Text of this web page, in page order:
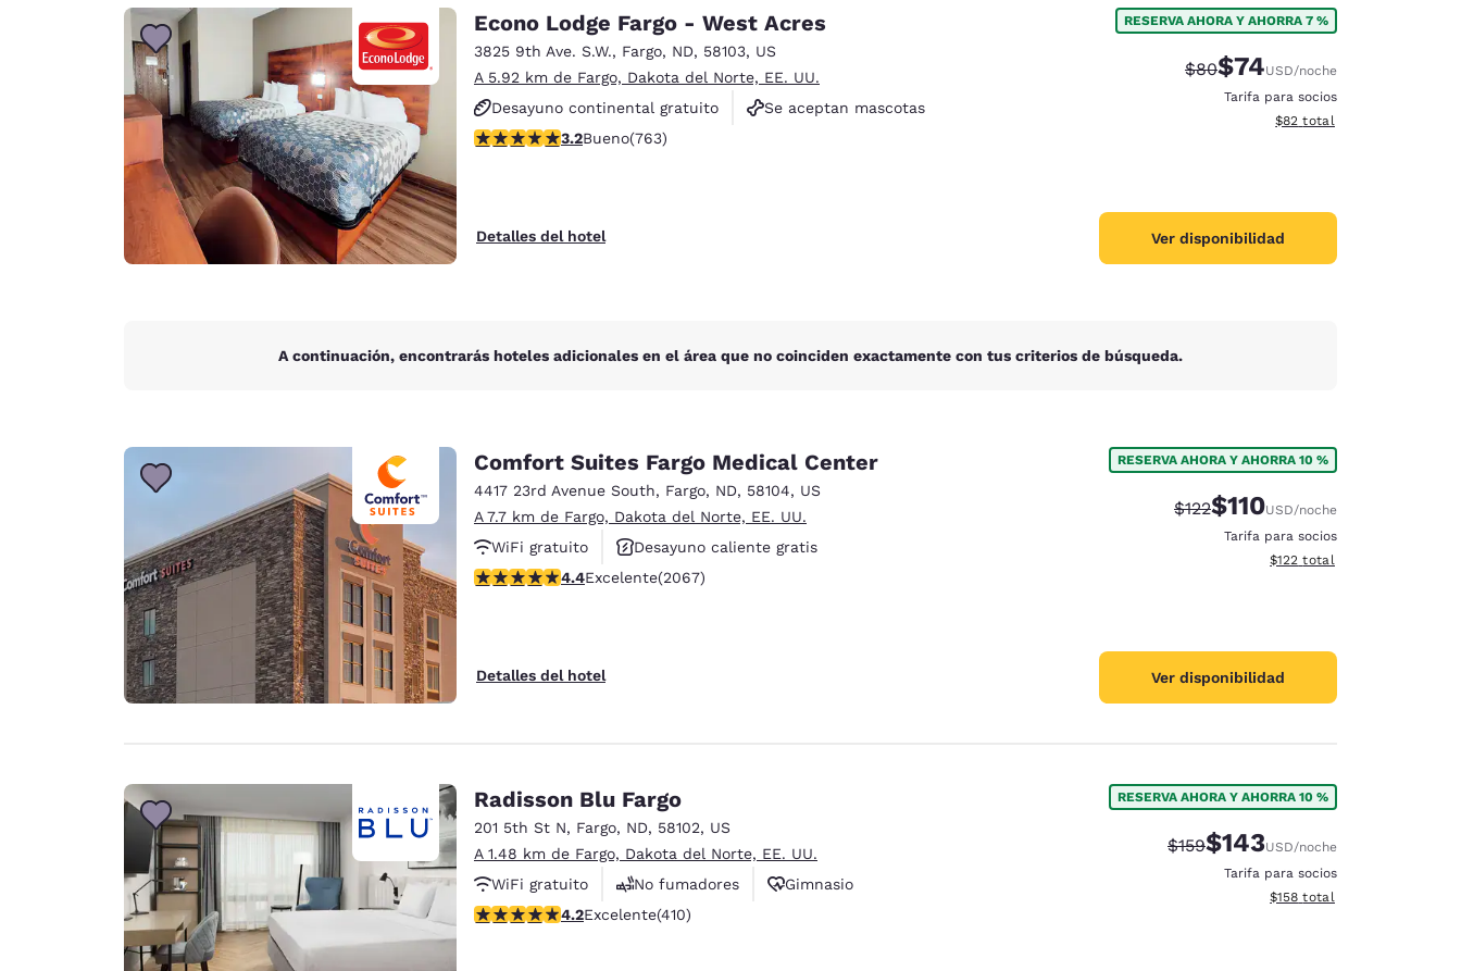
Français Español
Europa
Deutschland
Deutsch
Germany España
Spain
English
Ireland
English
Econo Lodge Fargo - West Acres
3825 9th Ave. S.W., Fargo, ND, 58103, US
A 5.92 km de Fargo, Dakota del Norte, EE. UU.
Desayuno continental gratuito
Se aceptan mascotas
No fumadores
calificación de 3.19 estrellas. Bueno. 763 reseñas
3.2Bueno(763)
Detalles del hotel
RESERVA AHORA Y AHORRA 7 %
Precio tachado:
$80Precio con descuento:
$74USD/noche
Tarifa para socios
Ver detalles del total
$82 total
Ver disponibilidad
A continuación, encontrarás hoteles adicionales en el área que no coinciden exactamente con tus criterios de búsqueda.
Comfort Suites Fargo Medical Center
4417 23rd Avenue South, Fargo, ND, 58104, US
A 7.7 km de Fargo, Dakota del Norte, EE. UU.
WiFi gratuito
Desayuno caliente gratis
Se aceptan mascotas
calificación de 4.43 estrellas. Excelente. 2067 reseñas
4.4Excelente(2067)
Detalles del hotel
RESERVA AHORA Y AHORRA 10 %
Precio tachado:
$122Precio con descuento:
$110USD/noche
Tarifa para socios
Ver detalles del total
$122 total
Ver disponibilidad
Radisson Blu Fargo
201 5th St N, Fargo, ND, 58102, US
A 1.48 km de Fargo, Dakota del Norte, EE. UU.
WiFi gratuito
No fumadores
Gimnasio
calificación de 4.2 estrellas. Excelente. 410 reseñas
4.2Excelente(410)
RESERVA AHORA Y AHORRA 10 %
Precio tachado:
$159Precio con descuento:
$143USD/noche
Tarifa para socios
Ver detalles del total
$158 total